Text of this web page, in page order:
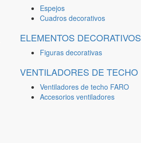
Espejos
Cuadros decorativos
ELEMENTOS DECORATIVOS
Figuras decorativas
VENTILADORES DE TECHO
Ventiladores de techo FARO
Accesorios ventiladores